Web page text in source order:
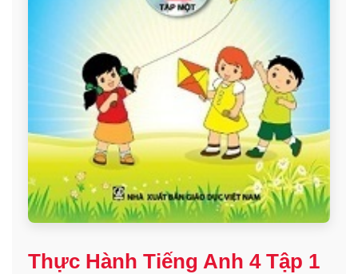
Thực Hành Tiếng Anh 4 Tập 1